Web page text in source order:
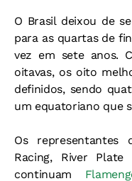
O Brasil deixou de
para as quartas de
vez em sete anos.
oitavas, os oito
definidos, sendo
um equatoriano que
Os representantes
Racing, River
continuam